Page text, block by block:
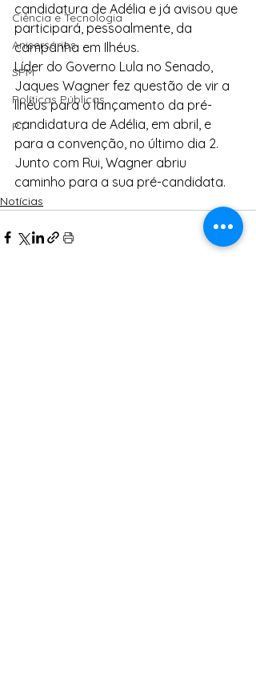
Ciência e Tecnologia
Anisersários
SPM
Políticas Públicas
PT
candidatura de Adélia e já avisou que
participará, pessoalmente, da
campanha em Ilhéus.
Líder do Governo Lula no Senado,
Jaques Wagner fez questão de vir a
Ilhéus para o lançamento da pré-
candidatura de Adélia, em abril, e
para a convenção, no último dia 2.
Junto com Rui, Wagner abriu
caminho para a sua pré-candidata.
Notícias